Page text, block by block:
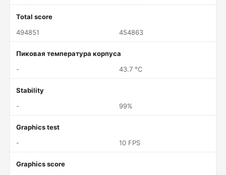
Total score
494851
454863
Пиковая температура корпуса
-
43.7 °C
Stability
-
99%
Graphics test
-
10 FPS
Graphics score